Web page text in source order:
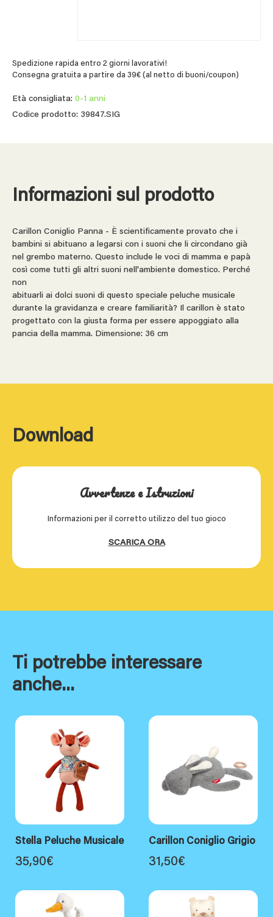
Spedizione rapida entro 2 giorni lavorativi!
Consegna gratuita a partire da 39€ (al netto di buoni/coupon)
Età consigliata: 0-1 anni
Codice prodotto: 39847.SIG
Informazioni sul prodotto
Carillon Coniglio Panna - È scientificamente provato che i
bambini si abituano a legarsi con i suoni che li circondano già
nel grembo materno. Questo include le voci di mamma e papà
così come tutti gli altri suoni nell'ambiente domestico. Perché
non
abituarli ai dolci suoni di questo speciale peluche musicale
durante la gravidanza e creare familiarità? Il carillon è stato
progettato con la giusta forma per essere appoggiato alla
pancia della mamma. Dimensione: 36 cm
Download
Avvertenze e Istruzioni
Informazioni per il corretto utilizzo del tuo gioco
SCARICA ORA
Ti potrebbe interessare
anche...
Stella Peluche Musicale
35,90€
Carillon Coniglio Grigio
31,50€